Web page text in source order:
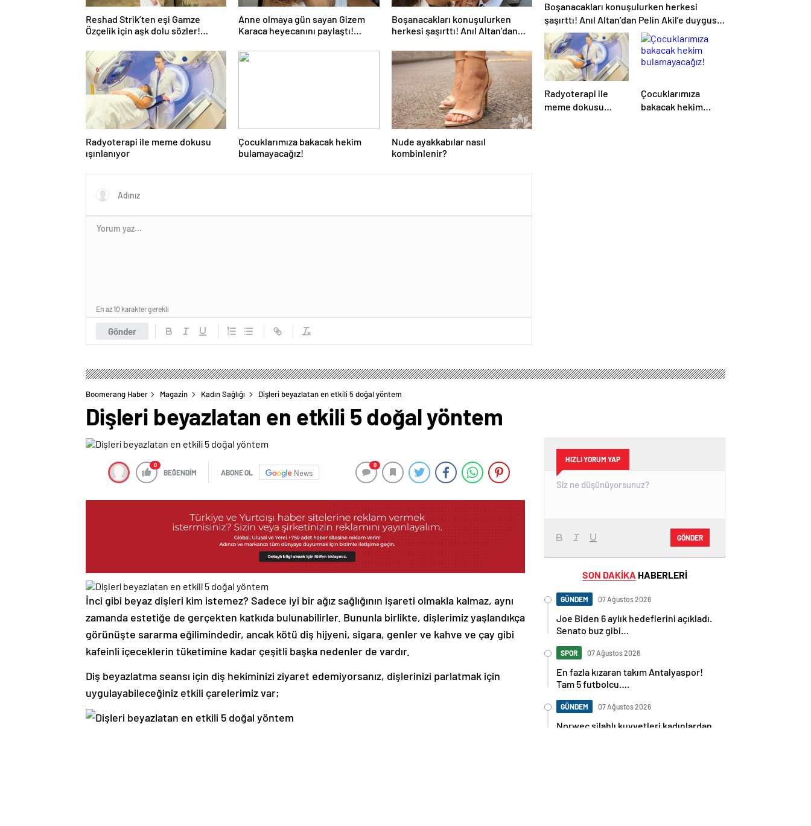
Reshad Strik’ten eşi Gamze
Özçelik için aşk dolu sözler!
Anne olmaya gün sayan Gizem
Karaca heyecanını paylaştı!
ama bu sene farklı…”
Boşanacakları konuşulurken
herkesi şaşırttı! Anıl Altan’dan
Günü mesajı
Radyoterapi ile meme dokusu
ışınlanıyor
Çocuklarımıza bakacak hekim
bulamayacağız!
Nude ayakkabılar nasıl
kombinlenir?
Gönder
En az 10 karakter gerekli
Boşanacakları konuşulurken herkesi
şaşırttı! Anıl Altan’dan Pelin Akil’e duygusal
Anneler Günü mesajı
Radyoterapi ile
meme dokusu
Çocuklarımıza
bakacak hekim
Boomerang Haber Magazin Kadın Sağlığı Dişleri beyazlatan en etkili 5 doğal yöntem
Dişleri beyazlatan en etkili 5 doğal yöntem
0
BEĞENDİM ABONE OL News
0
İnci gibi beyaz dişleri kim istemez? Sadece iyi bir ağız sağlığının işareti olmakla kalmaz, aynı
zamanda estetiğe de gerçekten katkıda bulunabilirler. Bununla birlikte, dişlerimiz yaşlandıkça
görünüşte sararma eğilimindedir, ancak kötü diş hijyeni, sigara, genler ve kahve ve çay gibi
kafeinli içeceklerin tüketimine kadar çeşitli başka nedenler de vardır.
Diş beyazlatma seansı için diş hekiminizi ziyaret edemiyorsanız, dişlerinizi parlatmak için
uygulayabileceğiniz etkili çarelerimiz var;
HIZLI YORUM YAP
GÖNDER
SON DAKİKA HABERLERİ
GÜNDEM 07 Ağustos 2026
Joe Biden 6 aylık hedeflerini açıkladı.
Senato buz gibi…
SPOR 07 Ağustos 2026
En fazla kızaran takım Antalyaspor!
Tam 5 futbolcu….
GÜNDEM 07 Ağustos 2026
Norweç silahlı kuvvetleri kadınlardan